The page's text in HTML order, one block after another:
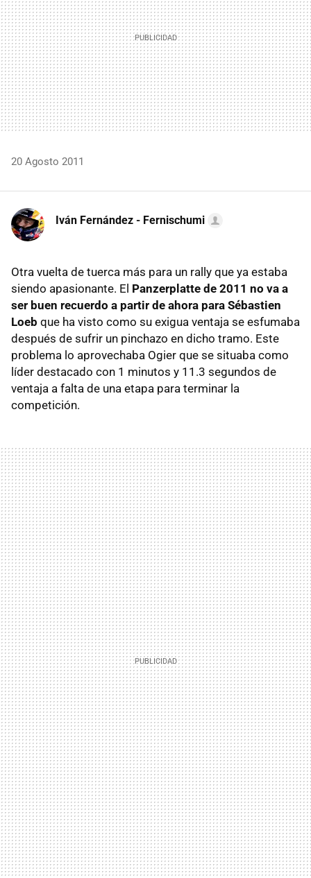
20 Agosto 2011
Iván Fernández - Fernischumi
Otra vuelta de tuerca más para un rally que ya estaba
siendo apasionante. El Panzerplatte de 2011 no va a
ser buen recuerdo a partir de ahora para Sébastien
Loeb que ha visto como su exigua ventaja se esfumaba
después de sufrir un pinchazo en dicho tramo. Este
problema lo aprovechaba Ogier que se situaba como
líder destacado con 1 minutos y 11.3 segundos de
ventaja a falta de una etapa para terminar la
competición.